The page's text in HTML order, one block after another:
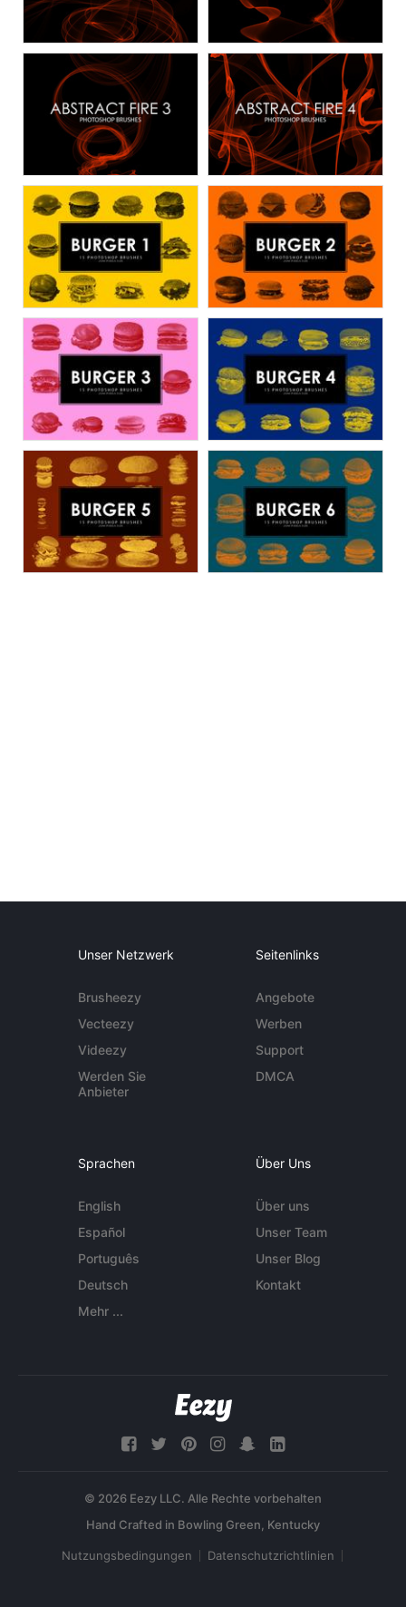
Unser Netzwerk
Brusheezy
Vecteezy
Videezy
Werden Sie
Anbieter
Seitenlinks
Angebote
Werben
Support
DMCA
Sprachen
English
Español
Português
Deutsch
Mehr ...
Über Uns
Über uns
Unser Team
Unser Blog
Kontakt
© 2026 Eezy LLC. Alle Rechte vorbehalten
Nutzungsbedingungen Datenschutzrichtlinien